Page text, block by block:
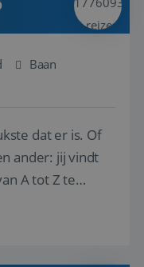
Baan
dat er is. Of
ander: jij vindt
A tot Z te
plekjes op